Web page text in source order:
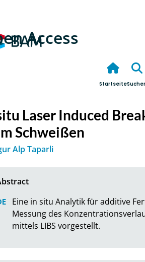
Access
Startseite
Laser Induced
Schweißen
Alp Taparli
Eine in situ Analytik für additive
Messung des
mittels LIBS vorgestellt.